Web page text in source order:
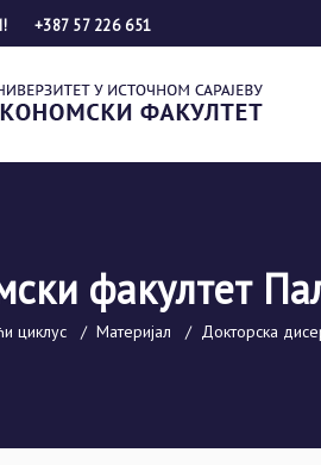
+387 57 226 651
факултет
циклус / Материјал / Докторска